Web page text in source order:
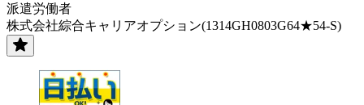
派遣労働者
株式会社綜合キャリアオプション(1314GH0803G64★54-S)